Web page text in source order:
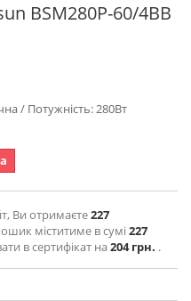
BSM280P-60/4BB
/ Потужність: 280Вт
Ви отримаєте227
міститиме в сумі227
в сертифікат на204 грн. .